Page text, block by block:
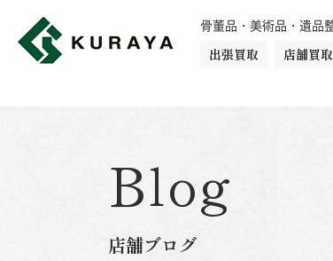
骨董品・美術品・遺品
出張買取
店舗買取
ダイヤモンド
楽器
Blog
店舗ブログ